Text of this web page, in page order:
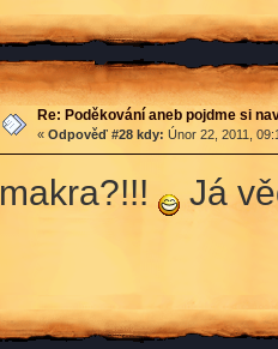
Re: Poděkování aneb pojdme si
« Odpověď #28 kdy: Únor 22, 2011,
makra?!!! Já